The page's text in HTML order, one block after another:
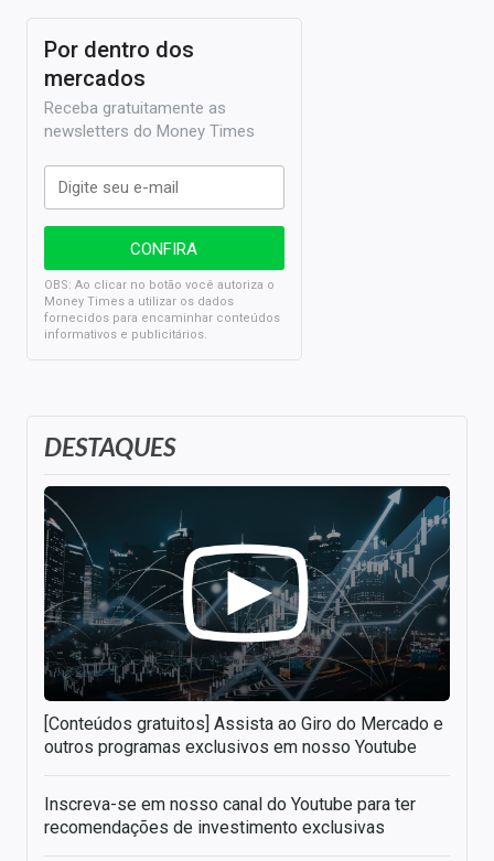
DESTAQUES
[Conteúdos gratuitos] Assista ao Giro do Mercado e
outros programas exclusivos em nosso Youtube
Inscreva-se em nosso canal do Youtube para ter
recomendações de investimento exclusivas
Por dentro dos
mercados
Receba gratuitamente as
newsletters do Money Times
OBS: Ao clicar no botão você autoriza o
Money Times a utilizar os dados
fornecidos para encaminhar conteúdos
informativos e publicitários.